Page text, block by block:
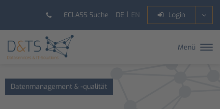
ECLASS Suche DE EN Login
Menü
Datenmanagement & -qualität